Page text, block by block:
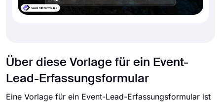
Über diese Vorlage für ein Event-
Lead-Erfassungsformular
Eine Vorlage für ein Event-Lead-Erfassungsformular ist